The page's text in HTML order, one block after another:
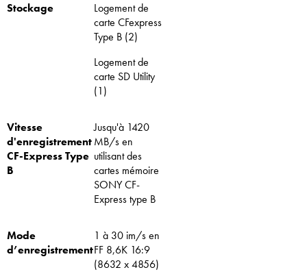
Stockage
Logement de
carte CFexpress
Type B (2)
Logement de
carte SD Utility
(1)
Vitesse
d'enregistrement
CF-Express Type
B
Jusqu'à 1420
MB/s en
utilisant des
cartes mémoire
SONY CF-
Express type B
Mode
d’enregistrement
1 à 30 im/s en
FF 8,6K 16:9
(8632 x 4856)